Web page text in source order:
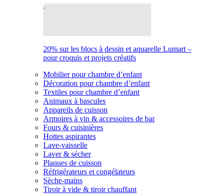
20% sur les blocs à dessin et aquarelle Lumart –
pour croquis et projets créatifs
Mobilier pour chambre d’enfant
Décoration pour chambre d’enfant
Textiles pour chambre d’enfant
Animaux à bascules
Appareils de cuisson
Armoires à vin & accessoires de bar
Fours & cuisinières
Hottes aspirantes
Lave-vaisselle
Laver & sécher
Plaques de cuisson
Réfrigérateurs et congélateurs
Sèche-mains
Tiroir à vide & tiroir chauffant